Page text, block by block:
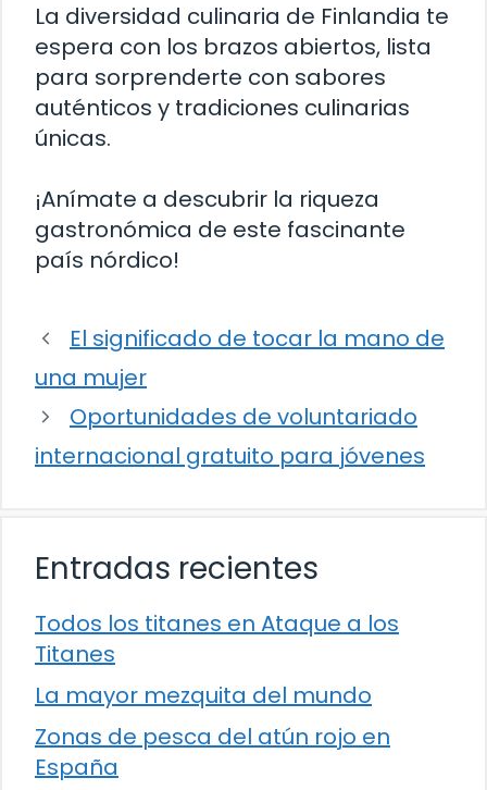
La diversidad culinaria de Finlandia te
espera con los brazos abiertos, lista
para sorprenderte con sabores
auténticos y tradiciones culinarias
únicas.
¡Anímate a descubrir la riqueza
gastronómica de este fascinante
país nórdico!
El significado de tocar la mano de
una mujer
Oportunidades de voluntariado
internacional gratuito para jóvenes
Entradas recientes
Todos los titanes en Ataque a los
Titanes
La mayor mezquita del mundo
Zonas de pesca del atún rojo en
España